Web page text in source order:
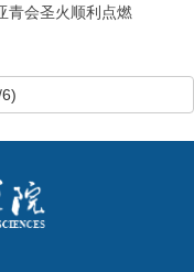
青会圣火顺利点燃